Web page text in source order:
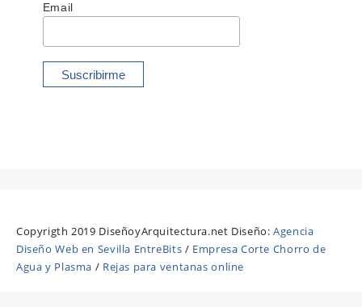
Email
Copyrigth 2019 DiseñoyArquitectura.net Diseño:Agencia
Diseño Web en Sevilla EntreBits / Empresa Corte Chorro de
Agua y Plasma / Rejas para ventanas online